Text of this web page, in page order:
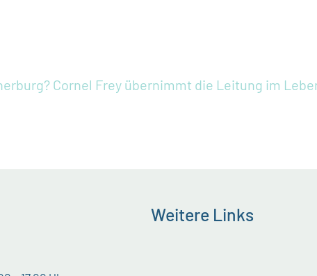
Cornel Frey übernimmt die Leitung im
Weitere Links